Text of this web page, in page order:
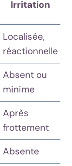
Irritation
Localisée,
réactionnelle
Absent ou
minime
Après
frottement
Absente